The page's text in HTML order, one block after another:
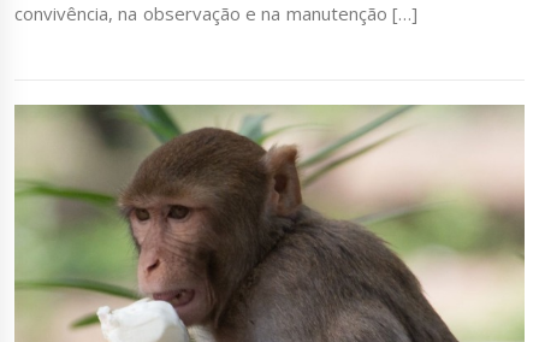
convivência, na observação e na manutenção […]